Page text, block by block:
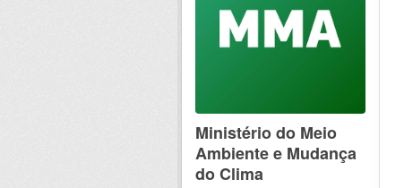
Ministério do Meio
Ambiente e Mudança
do Clima